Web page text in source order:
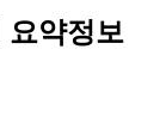
요약정보